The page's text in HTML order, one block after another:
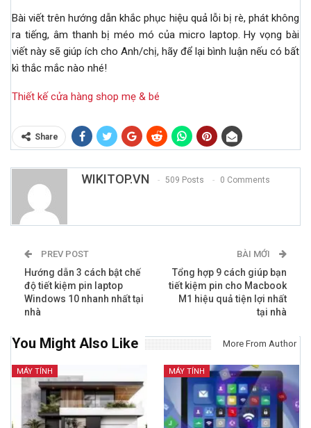
Bài viết trên hướng dẫn khắc phục hiệu quả lỗi bị rè, phát không
ra tiếng, âm thanh bị méo mó của micro laptop. Hy vọng bài
viết này sẽ giúp ích cho Anh/chị, hãy để lại bình luận nếu có bất
kì thắc mắc nào nhé!
Thiết kế cửa hàng shop mẹ & bé
Share
WIKITOP.VN 509 Posts 0 Comments
PREV POST
Hướng dẫn 3 cách bật chế
độ tiết kiệm pin laptop
Windows 10 nhanh nhất tại
nhà
BÀI MỚI
Tổng hợp 9 cách giúp bạn
tiết kiệm pin cho Macbook
M1 hiệu quả tiện lợi nhất
tại nhà
You Might Also Like More From Author
MÁY TÍNH MÁY TÍNH